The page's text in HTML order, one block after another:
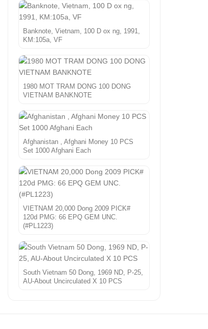
Banknote, Vietnam, 100 D ox ng, 1991,
KM:105a, VF
1980 MOT TRAM DONG 100 DONG
VIETNAM BANKNOTE
Afghanistan , Afghani Money 10 PCS
Set 1000 Afghani Each
VIETNAM 20,000 Dong 2009 PICK#
120d PMG: 66 EPQ GEM UNC.
(#PL1223)
South Vietnam 50 Dong, 1969 ND, P-25,
AU-About Uncirculated X 10 PCS